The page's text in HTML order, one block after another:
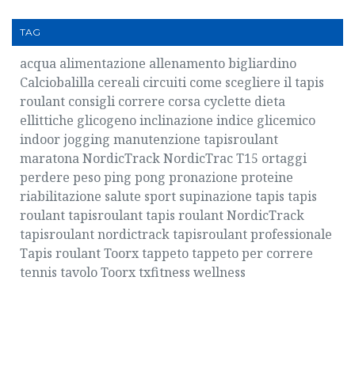
TAG
acqua alimentazione allenamentobigliardino
Calciobalilla cereali circuiti come scegliere il tapis
roulant consigli correre corsa cyclette dieta
ellittiche glicogenoinclinazione indice glicemico
indoorjogging manutenzione tapisroulant
maratonaNordicTrackNordicTrac T15 ortaggi
perdere pesoping pong pronazione proteine
riabilitazione salute sport supinazione tapis tapis
roulanttapisroulanttapis roulant NordicTrack
tapisroulant nordictracktapisroulant professionale
Tapis roulant Toorxtappetotappeto per correre
tennis tavoloToorxtxfitness wellness